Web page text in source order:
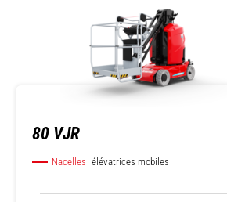
80 VJR
Nacelles élévatrices mobiles